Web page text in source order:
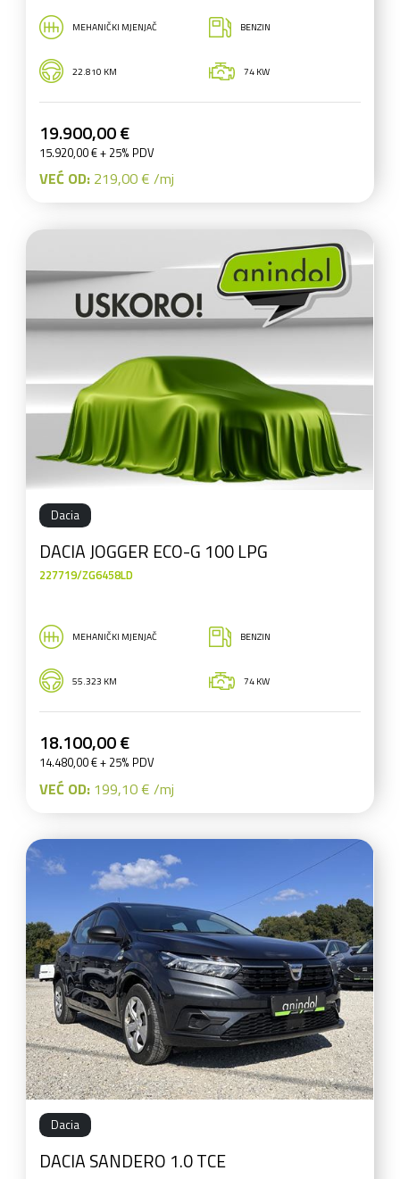
MEHANIČKI MJENJAČ BENZIN
22.810 KM 74 KW
19.900,00 €
15.920,00 € + 25% PDV
VEĆ OD: 219,00 € /mj
Dacia
DACIA JOGGER ECO-G 100 LPG
227719/ZG6458LD
MEHANIČKI MJENJAČ BENZIN
55.323 KM 74 KW
18.100,00 €
14.480,00 € + 25% PDV
VEĆ OD: 199,10 € /mj
Dacia
DACIA SANDERO 1.0 TCE